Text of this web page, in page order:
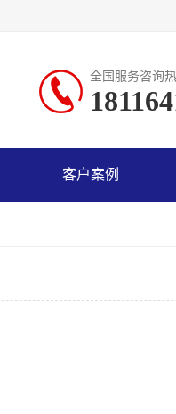
全国服务咨询
客户案例